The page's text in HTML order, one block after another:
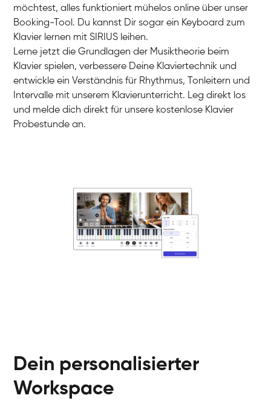
Charlotte
Klavier / Piano / Flügel
Klavier / Piano / Flügel
Klavier / Piano / Flügel
möchtest, alles funktioniert mühelos online über unser
Booking-Tool. Du kannst Dir sogar ein Keyboard zum
Klavier lernen mit SIRIUS leihen.
Lerne jetzt die Grundlagen der Musiktheorie beim
Klavier spielen, verbessere Deine Klaviertechnik und
entwickle ein Verständnis für Rhythmus, Tonleitern und
Intervalle mit unserem Klavierunterricht. Leg direkt los
und melde dich direkt für unsere kostenlose Klavier
Probestunde an.
Dein personalisierter
Workspace